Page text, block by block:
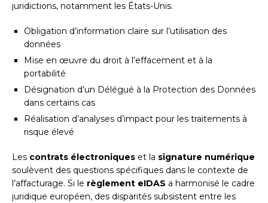
juridictions, notamment les États-Unis.
Obligation d’information claire sur l’utilisation des
données
Mise en œuvre du droit à l’effacement et à la
portabilité
Désignation d’un Délégué à la Protection des Données
dans certains cas
Réalisation d’analyses d’impact pour les traitements à
risque élevé
Les contrats électroniques et la signature numérique
soulèvent des questions spécifiques dans le contexte de
l’affacturage. Si le règlement eIDAS a harmonisé le cadre
juridique européen, des disparités subsistent entre les